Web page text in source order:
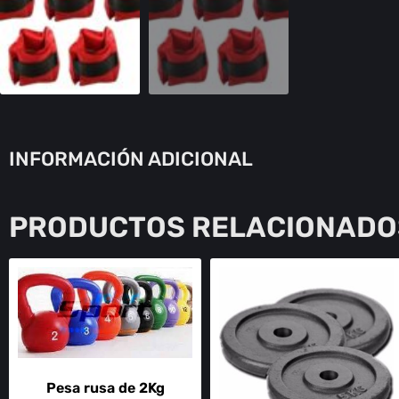
INFORMACIÓN ADICIONAL
PRODUCTOS
Pesa rusa de 2Kg